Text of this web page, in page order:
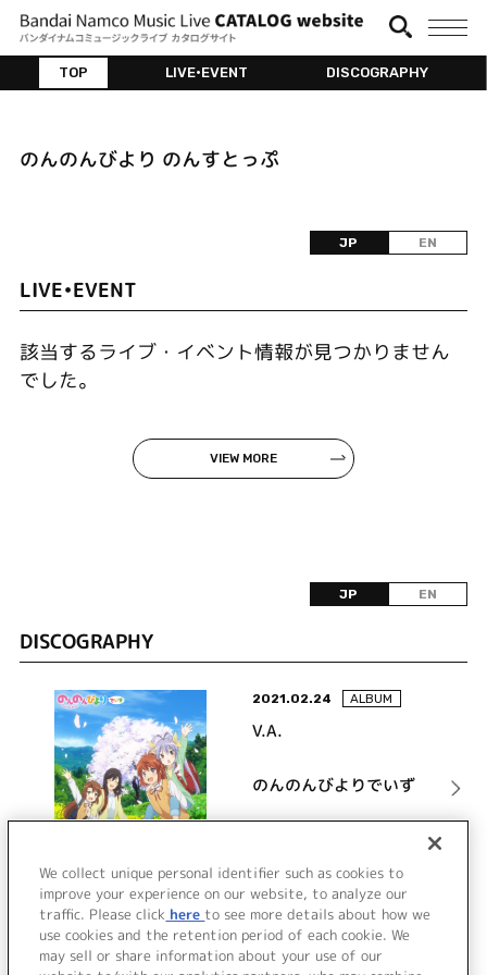
TOP LIVE•EVENT DISCOGRAPHY
のんのんびより のんすとっぷ
JP EN
LIVE•EVENT
該当するライブ・イベント情報が見つかりません
でした。
VIEW MORE
JP EN
DISCOGRAPHY
2021.02.24 ALBUM
V.A.
のんのんびよりでいず
詳細を見る
VIEW MORE
We collect unique personal identifier such as cookies to
improve your experience on our website, to analyze our
traffic. Please click here to see more details about how we
use cookies and the retention period of each cookie. We
may sell or share information about your use of our